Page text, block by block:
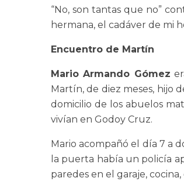
“No, son tantas que no”
hermana, el cadáver de mi
Encuentro de Martín
Mario Armando Gómez
Martín, de diez meses, hijo
domicilio de los abuelos
vivían en Godoy Cruz.
Mario acompañó el día 7 a
la puerta había un policía
paredes en el garaje,